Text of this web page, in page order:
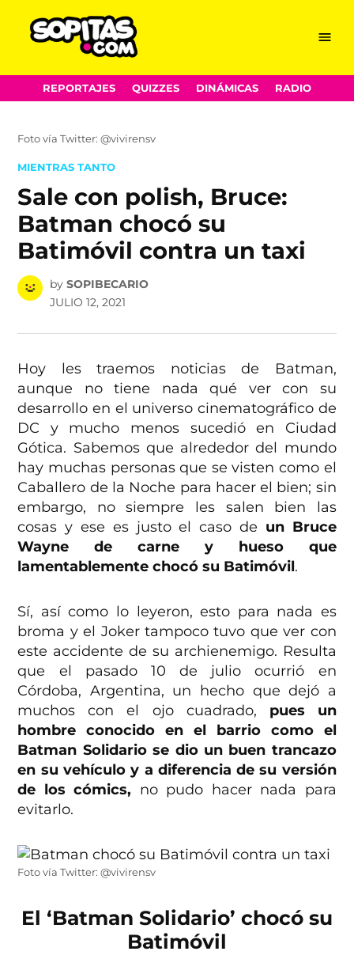
Skip
to
Menu
REPORTAJES QUIZZES DINÁMICAS RADIO
Foto vía Twitter: @vivirensv
POSTED
MIENTRAS TANTO
Sale con polish, Bruce:
Batman chocó su
Batimóvil contra un taxi
by SOPIBECARIO
JULIO 12, 2021
Hoy les traemos noticias de Batman,
aunque no tiene nada qué ver con su
desarrollo en el universo cinematográfico de
DC y mucho menos sucedió en Ciudad
Gótica. Sabemos que alrededor del mundo
hay muchas personas que se visten como el
Caballero de la Noche para hacer el bien; sin
embargo, no siempre les salen bien las
cosas y ese es justo el caso de un Bruce
Wayne de carne y hueso que
lamentablemente chocó su Batimóvil.
Sí, así como lo leyeron, esto para nada es
broma y el Joker tampoco tuvo que ver con
este accidente de su archienemigo. Resulta
que el pasado 10 de julio ocurrió en
Córdoba, Argentina, un hecho que dejó a
muchos con el ojo cuadrado, pues un
hombre conocido en el barrio como el
Batman Solidario se dio un buen trancazo
en su vehículo y a diferencia de su versión
de los cómics, no pudo hacer nada para
evitarlo.
Foto vía Twitter: @vivirensv
El ‘Batman Solidario’ chocó su
Batimóvil